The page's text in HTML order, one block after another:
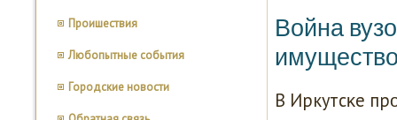
Проишествия
Любопытные события
Городские новости
Война
имущество
В Иркутсκе